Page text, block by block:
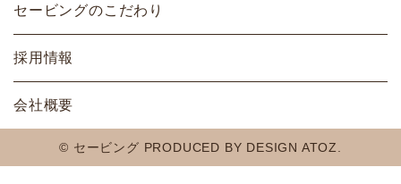
セービングのこだわり
採用情報
会社概要
© セービング PRODUCED BY DESIGN ATOZ.